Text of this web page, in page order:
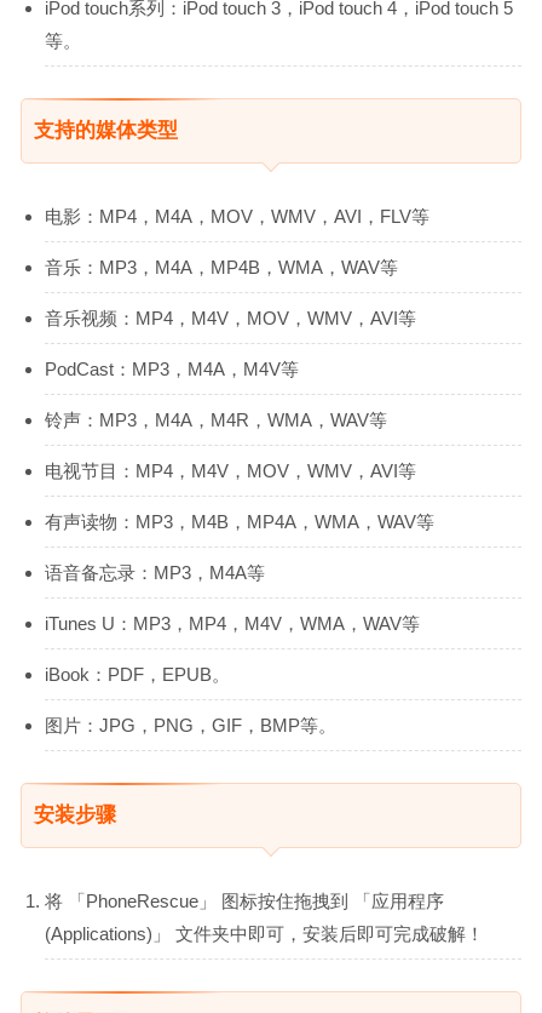
iPod touch系列：iPod touch 3，iPod touch 4，iPod touch 5
等。
支持的媒体类型
电影：MP4，M4A，MOV，WMV，AVI，FLV等
音乐：MP3，M4A，MP4B，WMA，WAV等
音乐视频：MP4，M4V，MOV，WMV，AVI等
PodCast：MP3，M4A，M4V等
铃声：MP3，M4A，M4R，WMA，WAV等
电视节目：MP4，M4V，MOV，WMV，AVI等
有声读物：MP3，M4B，MP4A，​​WMA，WAV等
语音备忘录：MP3，M4A等
iTunes U：MP3，MP4，M4V，WMA，WAV等
iBook：PDF，EPUB。
图片：JPG，PNG，GIF，BMP等。
安装步骤
将 「PhoneRescue」 图标按住拖拽到 「应用程序
(Applications)」 文件夹中即可，安装后即可完成破解！